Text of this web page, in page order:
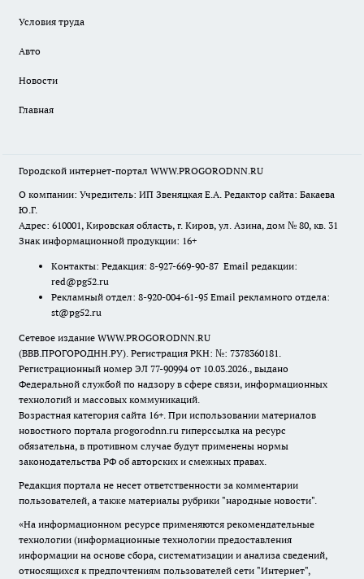
Условия труда
Авто
Новости
Главная
Городской интернет-портал WWW.PROGORODNN.RU
О компании: Учредитель: ИП Звеняцкая Е.А. Редактор сайта: Бакаева
Ю.Г.
Адрес: 610001, Кировская область, г. Киров, ул. Азина, дом № 80, кв. 31
Знак информационной продукции: 16+
Контакты: Редакция: 8-927-669-90-87 Email редакции:
red@pg52.ru
Рекламный отдел: 8-920-004-61-95 Email рекламного отдела:
st@pg52.ru
Сетевое издание WWW.PROGORODNN.RU
(ВВВ.ПРОГОРОДНН.РУ). Регистрация РКН: №: 7378360181.
Регистрационный номер ЭЛ 77-90994 от 10.03.2026., выдано
Федеральной службой по надзору в сфере связи, информационных
технологий и массовых коммуникаций.
Возрастная категория сайта 16+. При использовании материалов
новостного портала progorodnn.ru гиперссылка на ресурс
обязательна, в противном случае будут применены нормы
законодательства РФ об авторских и смежных правах.
Редакция портала не несет ответственности за комментарии
пользователей, а также материалы рубрики "народные новости".
«На информационном ресурсе применяются рекомендательные
технологии (информационные технологии предоставления
информации на основе сбора, систематизации и анализа сведений,
относящихся к предпочтениям пользователей сети "Интернет",